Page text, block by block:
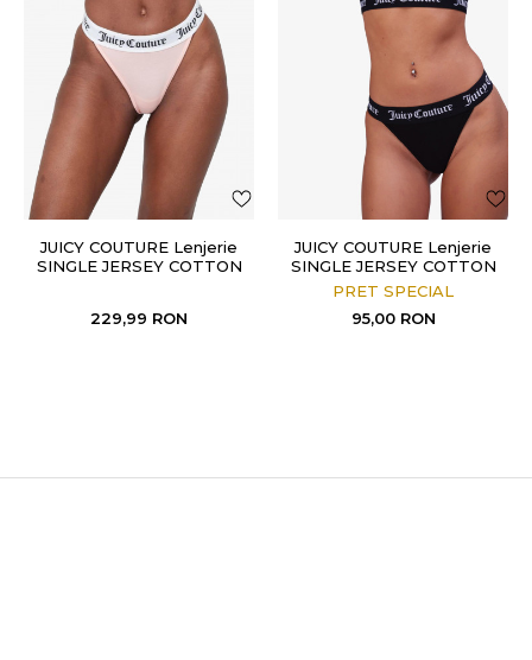
JUICY COUTURE Lenjerie
SINGLE JERSEY COTTON
229,99 RON
JUICY COUTURE Lenjerie
SINGLE JERSEY COTTON
BRIEF
PRET SPECIAL
95,00 RON